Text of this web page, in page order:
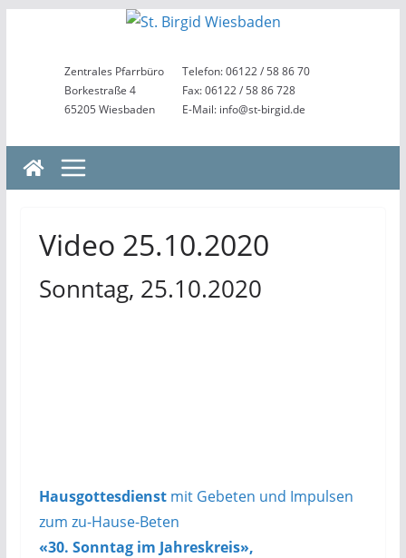
springenZentrales Pfarrbüro
Borkestraße 4
65205 Wiesbaden
Telefon: 06122 / 58 86 70
Fax: 06122 / 58 86 728
E-Mail: info@st-birgid.de
Video 25.10.2020
Sonntag, 25.10.2020
Hausgottesdienstmit Gebeten und Impulsen
zum zu-Hause-Beten
«30. Sonntag im Jahreskreis»,